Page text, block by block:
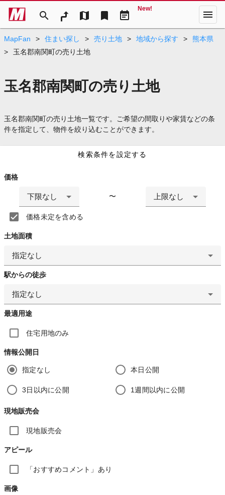
search map bookmark event_note
New! menu
MapFan > 住まい探し > 売り土地 > 地域から探す >
熊本県
>
玉名郡南関町の売り土地
玉名郡南関町の売り土地
玉名郡南関町の売り土地一覧です。ご希望の間取りや家賃などの条
件を指定して、物件を絞り込むことができます。
検索条件を設定する
価格
下限なし 〜 上限なし
価格未定を含める
土地面積
指定なし
駅からの徒歩
指定なし
最適用途
住宅用地のみ
情報公開日
指定なし 本日公開
3日以内に公開 1週間以内に公開
現地販売会
現地販売会
アピール
「おすすめコメント」あり
画像